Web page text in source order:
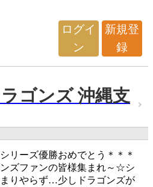
ログイ
ン
新規登
録
ゴンズ 沖縄支
リーズ優勝おめでとう＊＊＊
ズファンの皆様集まれ～☆シ
りやらず…少しドラゴンズが